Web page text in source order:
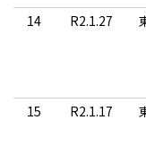
14
R2.1.27
15
R2.1.17